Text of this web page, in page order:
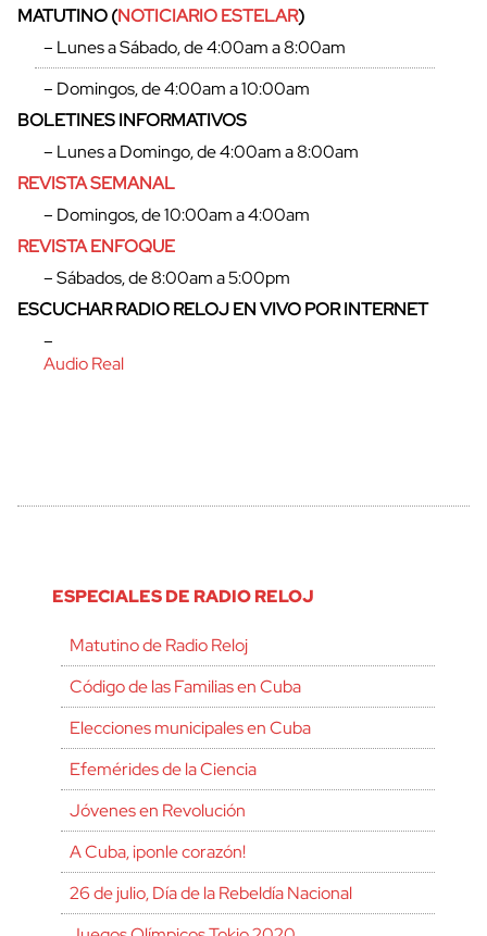
cerrar
MATUTINO (NOTICIARIO ESTELAR)
– Lunes a Sábado, de 4:00am a 8:00am
– Domingos, de 4:00am a 10:00am
BOLETINES INFORMATIVOS
– Lunes a Domingo, de 4:00am a 8:00am
REVISTA SEMANAL
– Domingos, de 10:00am a 4:00am
REVISTA ENFOQUE
– Sábados, de 8:00am a 5:00pm
ESCUCHAR RADIO RELOJ EN VIVO POR INTERNET
–
Audio Real
ESPECIALES DE RADIO RELOJ
Matutino de Radio Reloj
Código de las Familias en Cuba
Elecciones municipales en Cuba
Efemérides de la Ciencia
Jóvenes en Revolución
A Cuba, ¡ponle corazón!
26 de julio, Día de la Rebeldía Nacional